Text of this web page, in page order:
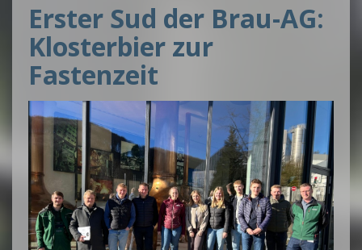
Erster Sud der Brau-AG:
Klosterbier zur
Fastenzeit